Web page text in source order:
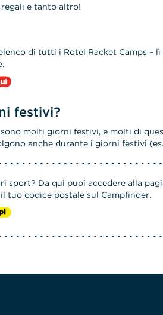
e tanto altro!
di tutti i Rotel Racket Camps –
festivi?
molti giorni festivi, e molti di
anche durante i giorni festivi
sport? Da qui puoi accedere alla
tuo codice postale sul Campfinder.